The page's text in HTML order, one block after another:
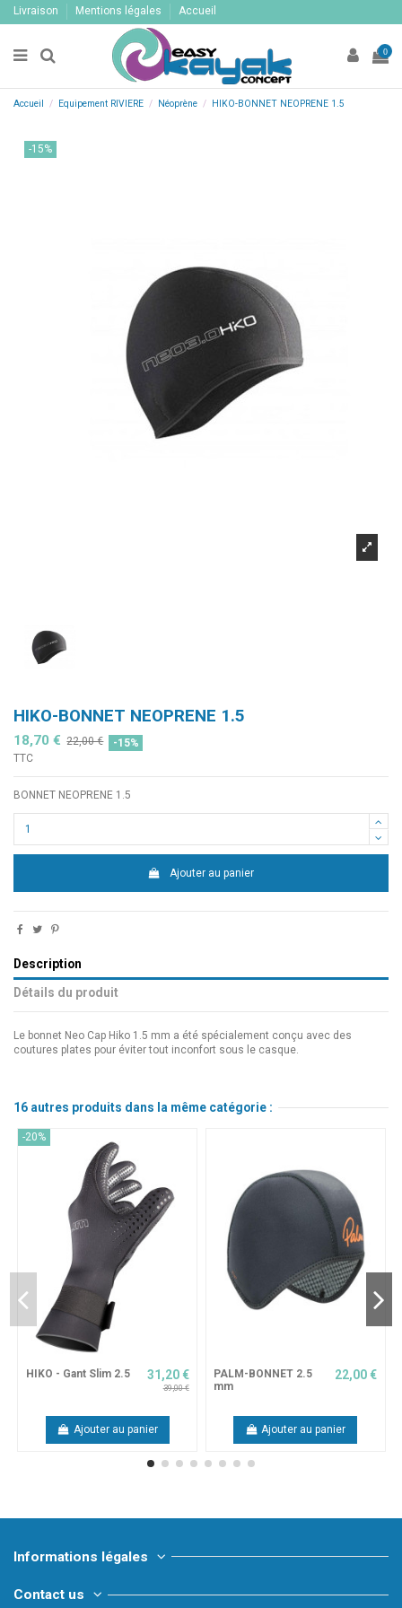
Livraison Mentions légales Accueil
0
Accueil Equipement RIVIERE Néoprène HIKO-BONNET NEOPRENE 1.5
-15%
HIKO-BONNET NEOPRENE 1.5
18,70 € 22,00 €
-15%
TTC
BONNET NEOPRENE 1.5
Ajouter au panier
Description
Détails du produit
Le bonnet Neo Cap Hiko 1.5 mm a été spécialement conçu avec des
coutures plates pour éviter tout inconfort sous le casque.
16 autres produits dans la même catégorie :
-20%
HIKO - Gant Slim 2.5 31,20 €
39,00 €
Ajouter au panier
PALM-BONNET 2.5
mm
22,00 €
Ajouter au panier
Informations légales
Contact us